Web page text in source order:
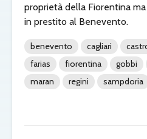
proprietà della Fiorentina
in prestito al Benevento.
benevento cagliari
farias
fiorentina gobbi
maran
regini sampdoria